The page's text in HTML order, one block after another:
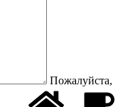
Пожалуйста,